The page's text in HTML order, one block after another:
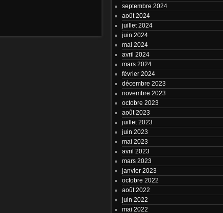
septembre 2024
août 2024
juillet 2024
juin 2024
mai 2024
avril 2024
mars 2024
février 2024
décembre 2023
novembre 2023
octobre 2023
août 2023
juillet 2023
juin 2023
mai 2023
avril 2023
mars 2023
janvier 2023
octobre 2022
août 2022
juin 2022
mai 2022